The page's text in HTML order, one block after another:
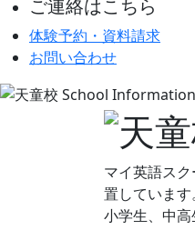
ご連絡はこちら
体験予約・資料請求
お問い合わせ
マイ英語ス
置していま
小学生、中高